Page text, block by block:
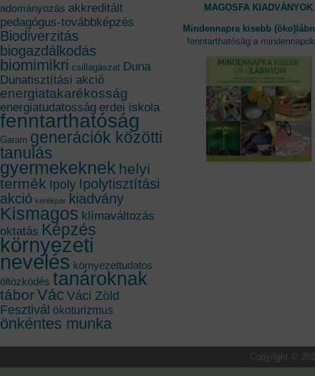
adományozás akkreditált
pedagógus-továbbképzés
Biodiverzitás
biogazdálkodás
biomimikri csillagászat Duna
Dunatisztítási akció
energiatakarékosság
energiatudatosság erdei iskola
fenntarthatóság
Garam generációk közötti
tanulás
gyermekeknek helyi
termék Ipoly Ipolytisztítási
akció kerékpár kiadvány
Kismagos klímaváltozás
oktatás Képzés
környezeti
nevelés környezettudatos
öltözködés tanároknak
táborVác Váci Zöld
Fesztivál ökoturizmus
önkéntes munka
MAGOSFA KIADVÁNYOK
Mindennapra kisebb
fenntarthatóság a
Copyright ©